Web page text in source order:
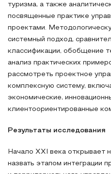
туризма, а также
посвященные практике
проектами.
системный подход,
классификации, обобщение
анализ практических
рассмотреть проектное
комплексную систему,
экономические,
клиентоориентированные
Результаты исследования
Начало XXI века открывает
назвать этапом интеграции